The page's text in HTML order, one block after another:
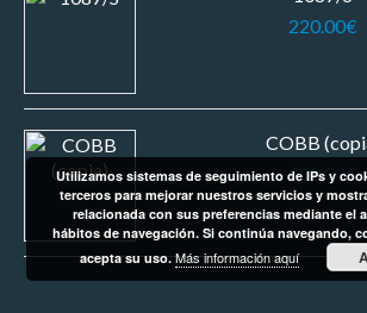
220.00€
COBB
190.00€
Utilizamos sistemas de seguimiento de IPs y
terceros para mejorar nuestros servicios y
relacionada con sus preferencias mediante el
hábitos de navegación. Si continúa navegando,
acepta su uso.Más información aquí